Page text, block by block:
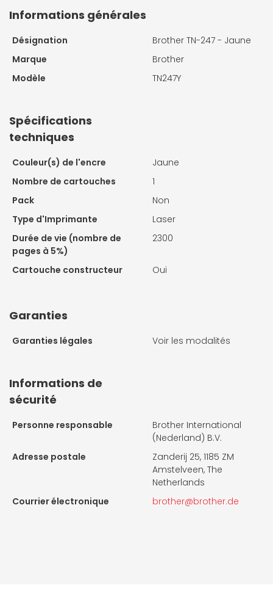
Informations générales
Désignation
Brother TN-247 - Jaune
Marque
Brother
Modèle
TN247Y
Spécifications
techniques
Couleur(s) de l'encre
Jaune
Nombre de cartouches
1
Pack
Non
Type d'Imprimante
Laser
Durée de vie (nombre de
pages à 5%)
2300
Cartouche constructeur Oui
Garanties
Garanties légales Voir les modalités
Informations de
sécurité
Personne responsable
Brother International
(Nederland) B.V.
Adresse postale
Zanderij 25, 1185 ZM
Amstelveen, The
Netherlands
Courrier électronique
brother@brother.de